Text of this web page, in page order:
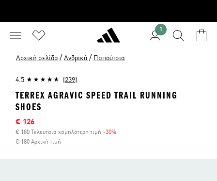
1
Αρχική σελίδα / Ανδρικά / Παπούτσια
4.5 (239)
TERREX AGRAVIC SPEED TRAIL RUNNING
SHOES
Τιμή έκπτωσης
€ 126
€ 180 Τελευταία χαμηλότερη τιμή -30%
€ 180 Αρχική τιμή